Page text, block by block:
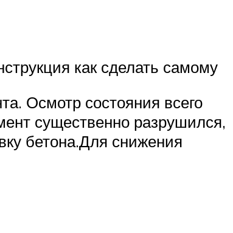
как сделать самому
Осмотр состояния всего
существенно разрушился,
бетона.Для снижения